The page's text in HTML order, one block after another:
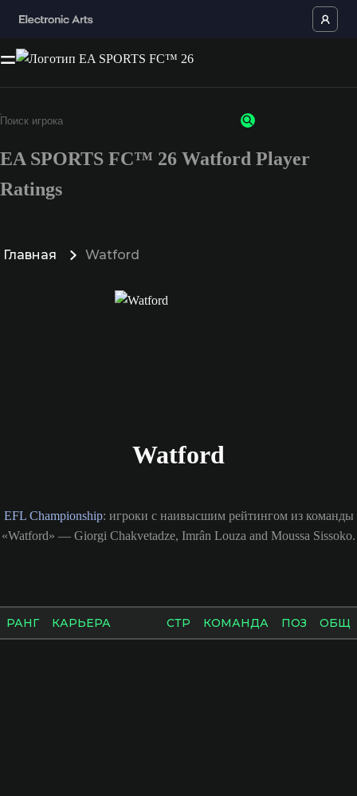
EA SPORTS FC™ 26 Watford Player
Ratings
Главная Watford
Watford
EFL Championship: игроки с наивысшим рейтингом из команды
«Watford» — Giorgi Chakvetadze, Imrân Louza and Moussa Sissoko.
РАНГ КАРЬЕРА СТР КОМАНДА ПОЗ ОБЩ